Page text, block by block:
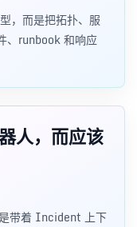
，而是把拓扑、服
、runbook 和响应
人，而应该
带着 Incident 上下